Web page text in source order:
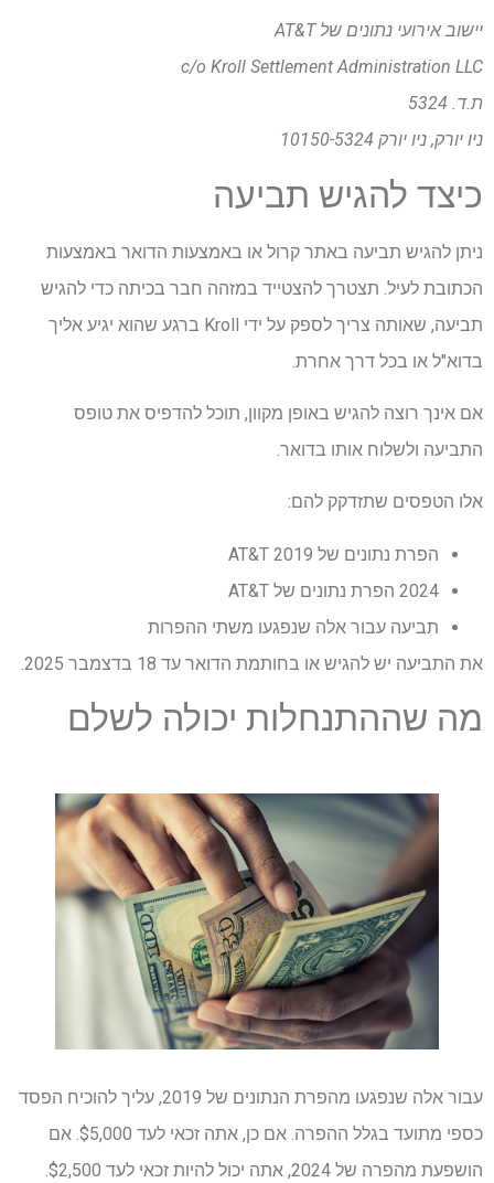
יישוב אירועי נתונים של AT&T
c/o Kroll Settlement Administration LLC
ת.ד. 5324
ניו יורק, ניו יורק 10150-5324
כיצד להגיש תביעה
ניתן להגיש תביעה באתר קרול או באמצעות הדואר באמצעות
הכתובת לעיל. תצטרך להצטייד במזהה חבר בכיתה כדי להגיש
תביעה, שאותה צריך לספק על ידי Kroll ברגע שהוא יגיע אליך
בדוא"ל או בכל דרך אחרת.
אם אינך רוצה להגיש באופן מקוון, תוכל להדפיס את טופס
התביעה ולשלוח אותו בדואר.
אלו הטפסים שתזדקק להם:
הפרת נתונים של AT&T 2019
2024 הפרת נתונים של AT&T
תביעה עבור אלה שנפגעו משתי ההפרות
את התביעה יש להגיש או בחותמת הדואר עד 18 בדצמבר 2025.
מה שההתנחלות יכולה לשלם
עבור אלה שנפגעו מהפרת הנתונים של 2019, עליך להוכיח הפסד
כספי מתועד בגלל ההפרה. אם כן, אתה זכאי לעד $5,000. אם
הושפעת מהפרה של 2024, אתה יכול להיות זכאי לעד $2,500.